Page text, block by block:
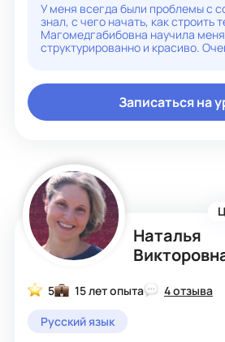
У меня всегда были проблемы с
знал, с чего начать, как строить
Магомедгабибовна научила
структурированно и красиво.
Записаться на
Наталья
5 15 лет опыта
4 отзыва
Русский язык